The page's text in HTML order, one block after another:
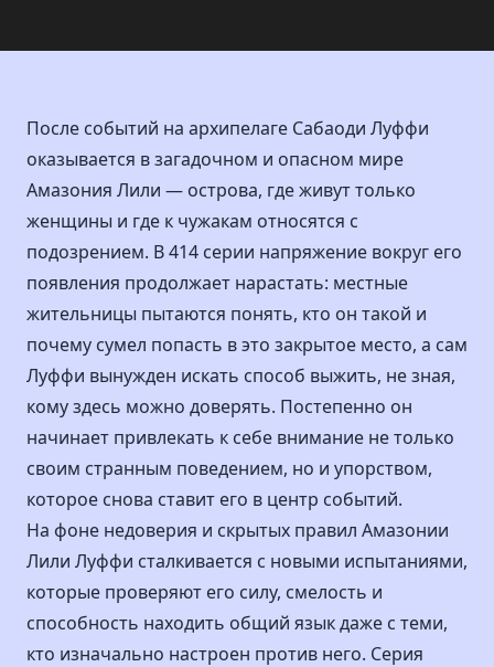
После событий на архипелаге Сабаоди Луффи
оказывается в загадочном и опасном мире
Амазония Лили — острова, где живут только
женщины и где к чужакам относятся с
подозрением. В 414 серии напряжение вокруг его
появления продолжает нарастать: местные
жительницы пытаются понять, кто он такой и
почему сумел попасть в это закрытое место, а сам
Луффи вынужден искать способ выжить, не зная,
кому здесь можно доверять. Постепенно он
начинает привлекать к себе внимание не только
своим странным поведением, но и упорством,
которое снова ставит его в центр событий.
На фоне недоверия и скрытых правил Амазонии
Лили Луффи сталкивается с новыми испытаниями,
которые проверяют его силу, смелость и
способность находить общий язык даже с теми,
кто изначально настроен против него. Серия